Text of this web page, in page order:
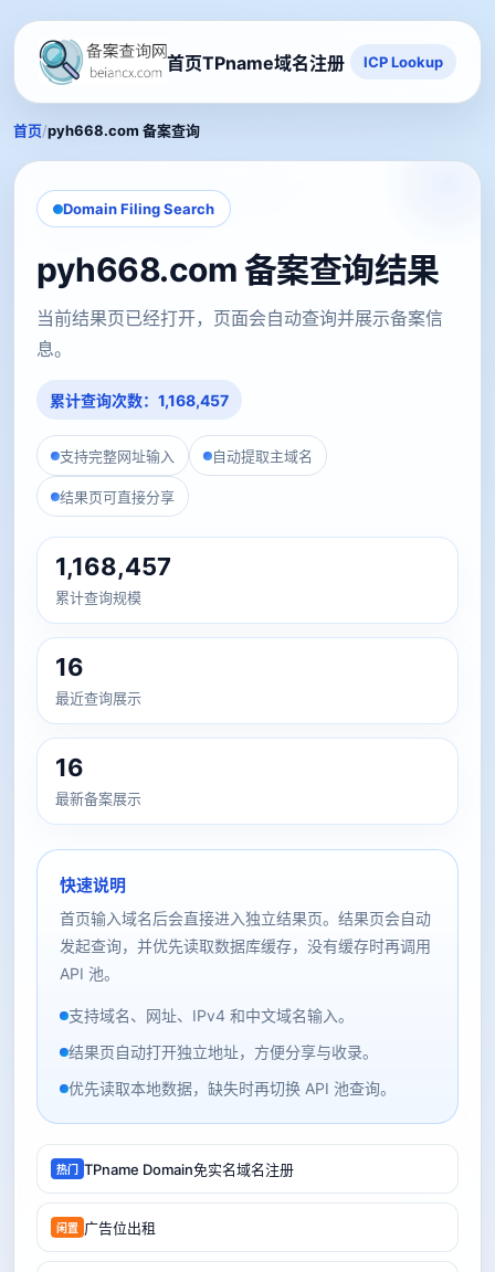
首页TPname域名注册 ICP Lookup
首页/pyh668.com 备案查询
Domain Filing Search
pyh668.com 备案查询结果
当前结果页已经打开，页面会自动查询并展示备案信
息。
累计查询次数：1,168,457
支持完整网址输入 自动提取主域名
结果页可直接分享
1,168,457
累计查询规模
16
最近查询展示
16
最新备案展示
快速说明
首页输入域名后会直接进入独立结果页。结果页会自动
发起查询，并优先读取数据库缓存，没有缓存时再调用
API 池。
支持域名、网址、IPv4 和中文域名输入。
结果页自动打开独立地址，方便分享与收录。
优先读取本地数据，缺失时再切换 API 池查询。
热门 TPname Domain免实名域名注册
闲置 广告位出租